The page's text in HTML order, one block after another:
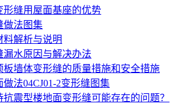
形缝用屋面基座的优势
做法图集
料解析与说明
漏水原因与解决办法
板墙体变形缝的质量措施和安全措施
法04CJ01-2变形缝图集
震型楼地面变形缝可能存在的问题？